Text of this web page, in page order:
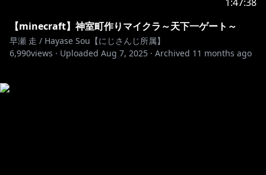
【minecraft】神室町作りマイクラ～天下一ゲート～
早瀬 走 / Hayase Sou【にじさんじ所属】
6,990views · Uploaded Aug 7, 2025 · Archived 11 months ago